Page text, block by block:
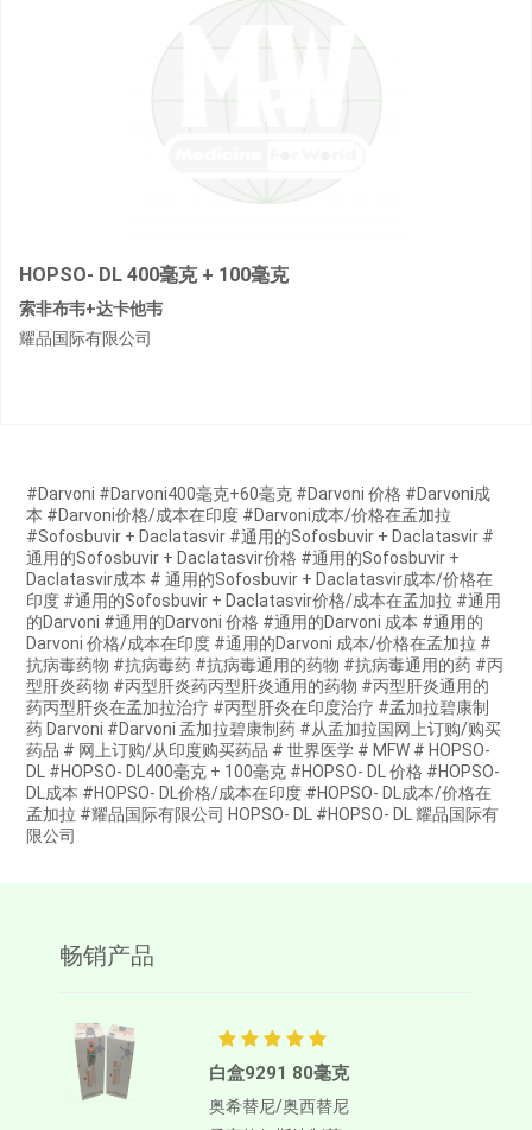
HOPSO- DL 400毫克 + 100毫克
索非布韦+达卡他韦
耀品国际有限公司
#Darvoni #Darvoni400毫克+60毫克 #Darvoni 价格 #Darvoni成
本 #Darvoni价格/成本在印度 #Darvoni成本/价格在孟加拉
#Sofosbuvir + Daclatasvir #通用的Sofosbuvir + Daclatasvir #
通用的Sofosbuvir + Daclatasvir价格 #通用的Sofosbuvir +
Daclatasvir成本 # 通用的Sofosbuvir + Daclatasvir成本/价格在
印度 #通用的Sofosbuvir + Daclatasvir价格/成本在孟加拉 #通用
的Darvoni #通用的Darvoni 价格 #通用的Darvoni 成本 #通用的
Darvoni 价格/成本在印度 #通用的Darvoni 成本/价格在孟加拉 #
抗病毒药物 #抗病毒药 #抗病毒通用的药物 #抗病毒通用的药 #丙
型肝炎药物 #丙型肝炎药丙型肝炎通用的药物 #丙型肝炎通用的
药丙型肝炎在孟加拉治疗 #丙型肝炎在印度治疗 #孟加拉碧康制
药 Darvoni #Darvoni 孟加拉碧康制药 #从孟加拉国网上订购/购买
药品 # 网上订购/从印度购买药品 # 世界医学 # MFW # HOPSO-
DL #HOPSO- DL400毫克 + 100毫克 #HOPSO- DL 价格 #HOPSO-
DL成本 #HOPSO- DL价格/成本在印度 #HOPSO- DL成本/价格在
孟加拉 #耀品国际有限公司 HOPSO- DL #HOPSO- DL 耀品国际有
限公司
畅销产品
白盒9291 80毫克
奥希替尼/奥西替尼